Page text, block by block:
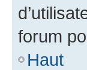
forum
Haut